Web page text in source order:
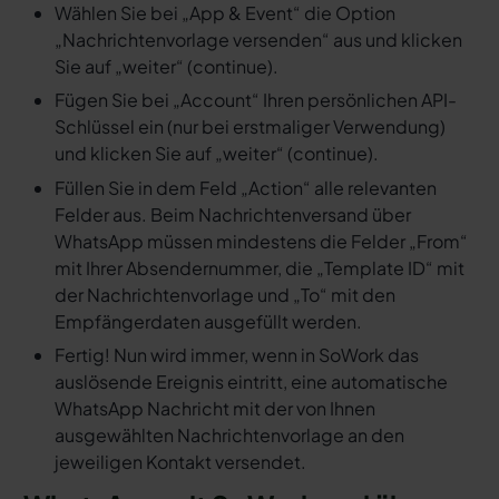
Wählen Sie bei „App & Event“ die Option
„Nachrichtenvorlage versenden“ aus und klicken
Sie auf „weiter“ (continue).
Fügen Sie bei „Account“ Ihren persönlichen API-
Schlüssel ein (nur bei erstmaliger Verwendung)
und klicken Sie auf „weiter“ (continue).
Füllen Sie in dem Feld „Action“ alle relevanten
Felder aus. Beim Nachrichtenversand über
WhatsApp müssen mindestens die Felder „From“
mit Ihrer Absendernummer, die „Template ID“ mit
der Nachrichtenvorlage und „To“ mit den
Empfängerdaten ausgefüllt werden.
Fertig! Nun wird immer, wenn in SoWork das
auslösende Ereignis eintritt, eine automatische
WhatsApp Nachricht mit der von Ihnen
ausgewählten Nachrichtenvorlage an den
jeweiligen Kontakt versendet.